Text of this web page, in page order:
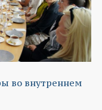
во внутреннем